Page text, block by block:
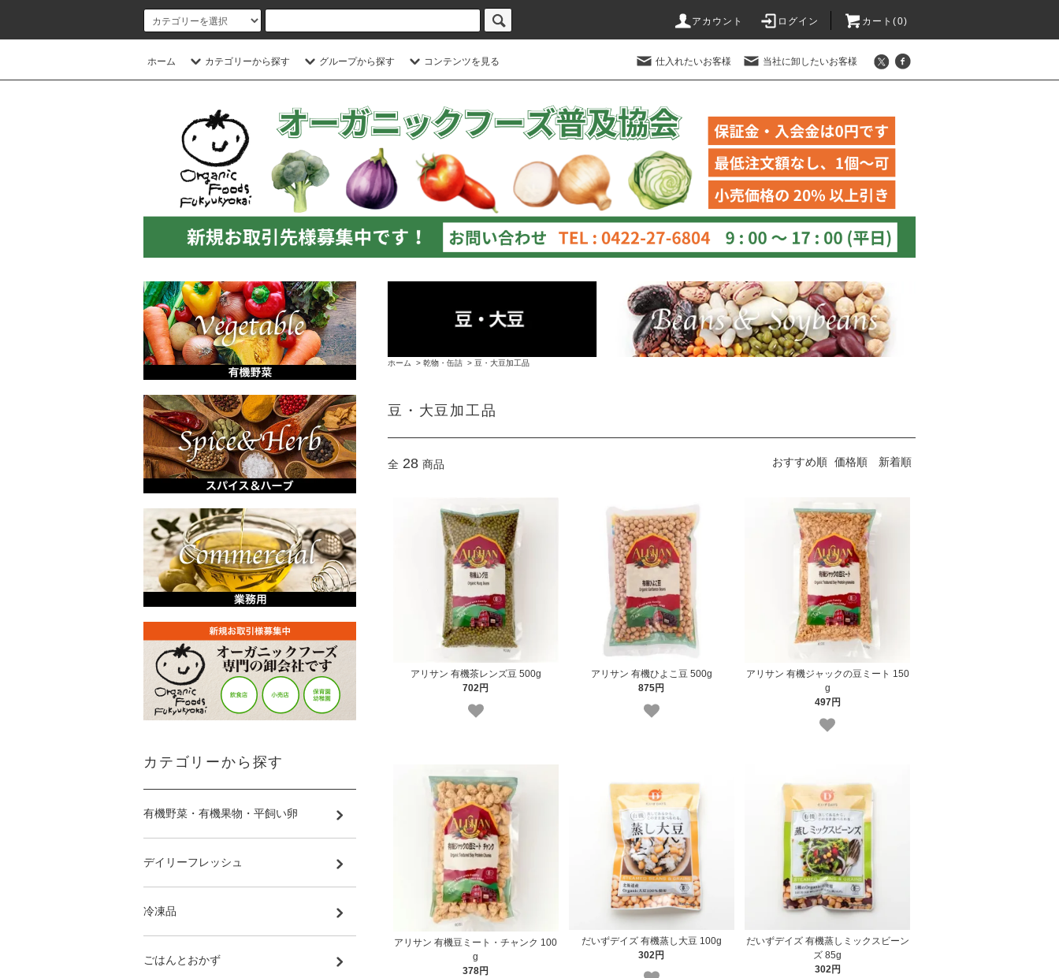
アカウント ログイン カート(0)
ホーム カテゴリーから探す グループから探す コンテンツを見る 仕入れたいお客様 当社に卸したいお客様
ホーム > 乾物・缶詰 > 豆・大豆加工品
豆・大豆加工品
全 28 商品 おすすめ順 価格順 新着順
アリサン 有機茶レンズ豆 500g
702円
アリサン 有機ひよこ豆 500g
875円
アリサン 有機ジャックの豆ミート 150
g
497円
アリサン 有機豆ミート・チャンク 100
g
378円
だいずデイズ 有機蒸し大豆 100g
302円
だいずデイズ 有機蒸しミックスビーン
ズ 85g
302円
カテゴリーから探す
有機野菜・有機果物・平飼い卵
デイリーフレッシュ
冷凍品
ごはんとおかず